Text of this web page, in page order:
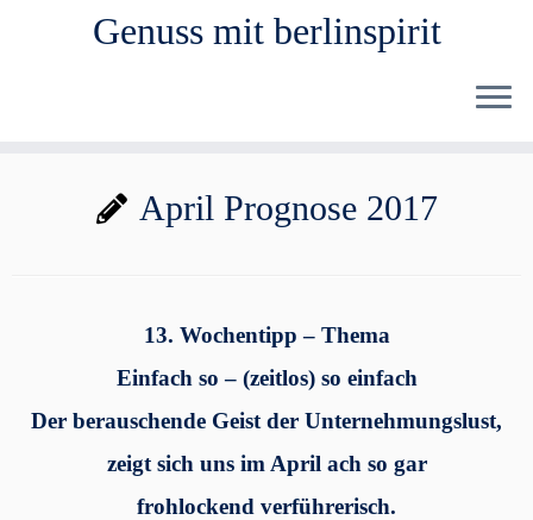
Genuss mit berlinspirit
April Prognose 2017
13. Wochentipp – Thema
Einfach so – (zeitlos) so einfach
Der berauschende Geist der Unternehmungslust,
zeigt sich uns im April ach so gar
frohlockend verführerisch.